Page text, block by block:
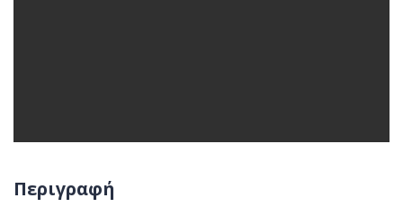
Περιγραφή